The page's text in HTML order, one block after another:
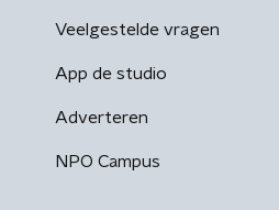
Veelgestelde vragen
App de studio
Adverteren
NPO Campus